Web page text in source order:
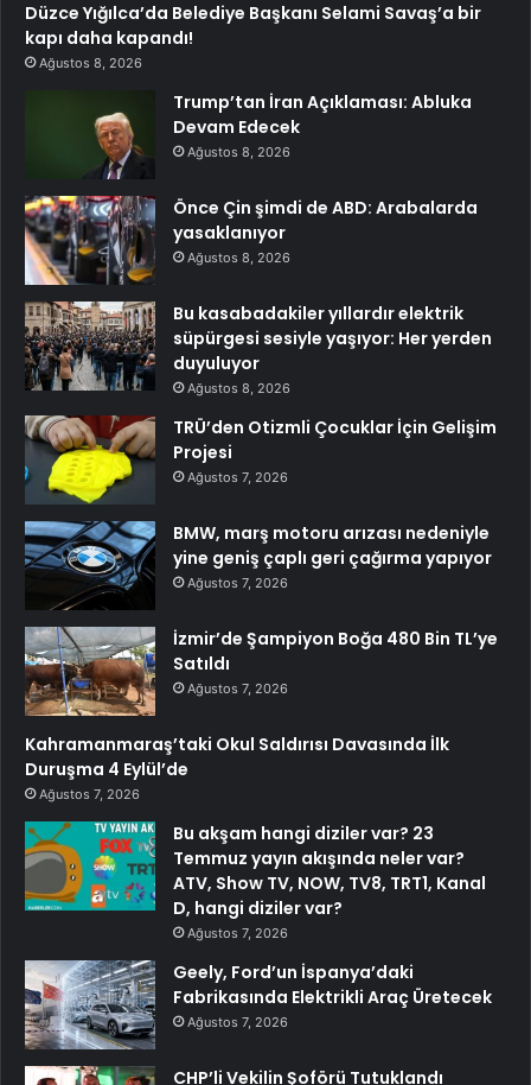
Düzce Yığılca’da Belediye Başkanı Selami Savaş’a bir
kapı daha kapandı!
Ağustos 8, 2026
Trump’tan İran Açıklaması: Abluka
Devam Edecek
Ağustos 8, 2026
Önce Çin şimdi de ABD: Arabalarda
yasaklanıyor
Ağustos 8, 2026
Bu kasabadakiler yıllardır elektrik
süpürgesi sesiyle yaşıyor: Her yerden
duyuluyor
Ağustos 8, 2026
TRÜ’den Otizmli Çocuklar İçin Gelişim
Projesi
Ağustos 7, 2026
BMW, marş motoru arızası nedeniyle
yine geniş çaplı geri çağırma yapıyor
Ağustos 7, 2026
İzmir’de Şampiyon Boğa 480 Bin TL’ye
Satıldı
Ağustos 7, 2026
Kahramanmaraş’taki Okul Saldırısı Davasında İlk
Duruşma 4 Eylül’de
Ağustos 7, 2026
Bu akşam hangi diziler var? 23
Temmuz yayın akışında neler var?
ATV, Show TV, NOW, TV8, TRT1, Kanal
D, hangi diziler var?
Ağustos 7, 2026
Geely, Ford’un İspanya’daki
Fabrikasında Elektrikli Araç Üretecek
Ağustos 7, 2026
CHP’li Vekilin Şoförü Tutuklandı